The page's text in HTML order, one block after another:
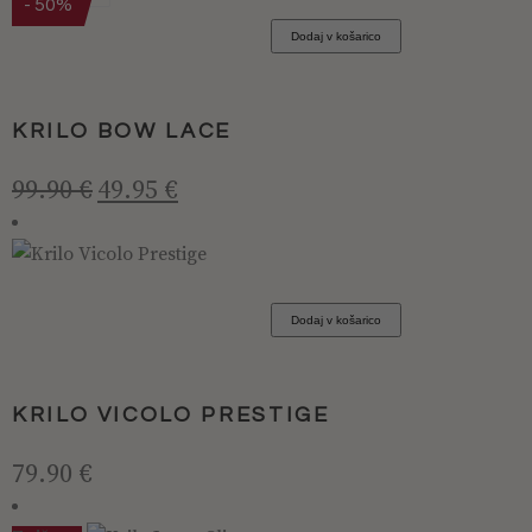
- 50%
ima
Možnosti
izberete
strani
Dodaj v košarico
KRILO BOW LACE
99.90€ Izvirna
cena
bila:
49.95 €
cena
49.95 €.
različic.
lahko
izberete
Dodaj v košarico
KRILO VICOLO PRESTIGE
79.90 €